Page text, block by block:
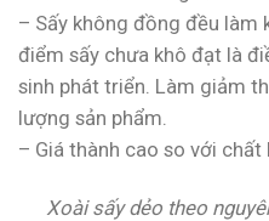
– Sấy không đồng đều làm
điểm sấy chưa khô đạt là
sinh phát triển. Làm giảm
lượng sản phẩm.
– Giá thành cao so với chất
Xoài sấy dẻo theo